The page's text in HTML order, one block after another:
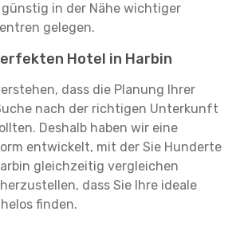
in der Nähe wichtiger
gelegen.
Hotel in Harbin
dass die Planung Ihrer
nach der richtigen Unterkunft
Deshalb haben wir eine
entwickelt, mit der Sie Hunderte
gleichzeitig vergleichen
dass Sie Ihre ideale
finden.